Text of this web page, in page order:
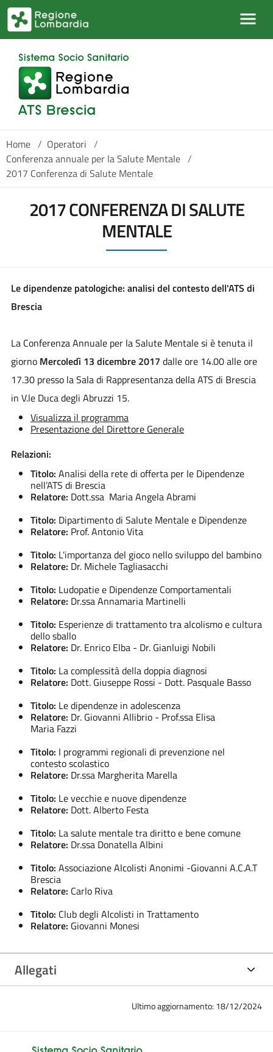
Salta al contenuto principale
Home / Operatori /
Conferenza annuale per la Salute Mentale /
2017 Conferenza di Salute Mentale
2017 CONFERENZA DI SALUTE
MENTALE
Le dipendenze patologiche: analisi del contesto dell'ATS di
Brescia
La Conferenza Annuale per la Salute Mentale si è tenuta il
giorno Mercoledì 13 dicembre 2017 dalle ore 14.00 alle ore
17.30 presso la Sala di Rappresentanza della ATS di Brescia
in V.le Duca degli Abruzzi 15.
Visualizza il programma
Presentazione del Direttore Generale
Relazioni:
Titolo: Analisi della rete di offerta per le Dipendenze
nell’ATS di Brescia
Relatore: Dott.ssa Maria Angela Abrami
Titolo: Dipartimento di Salute Mentale e Dipendenze
Relatore: Prof. Antonio Vita
Titolo: L'importanza del gioco nello sviluppo del bambino
Relatore: Dr. Michele Tagliasacchi
Titolo: Ludopatie e Dipendenze Comportamentali
Relatore: Dr.ssa Annamaria Martinelli
Titolo: Esperienze di trattamento tra alcolismo e cultura
dello sballo
Relatore: Dr. Enrico Elba - Dr. Gianluigi Nobili
Titolo: La complessità della doppia diagnosi
Relatore: Dott. Giuseppe Rossi - Dott. Pasquale Basso
Titolo: Le dipendenze in adolescenza
Relatore: Dr. Giovanni Allibrio - Prof.ssa Elisa
Maria Fazzi
Titolo: I programmi regionali di prevenzione nel
contesto scolastico
Relatore: Dr.ssa Margherita Marella
Titolo: Le vecchie e nuove dipendenze
Relatore: Dott. Alberto Festa
Titolo: La salute mentale tra diritto e bene comune
Relatore: Dr.ssa Donatella Albini
Titolo: Associazione Alcolisti Anonimi -Giovanni A.C.A.T
Brescia
Relatore: Carlo Riva
Titolo: Club degli Alcolisti in Trattamento
Relatore: Giovanni Monesi
Allegati
Ultimo aggiornamento: 18/12/2024